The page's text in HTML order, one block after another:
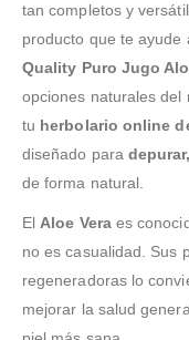
tan completos y
producto que te ayude
Quality Puro Jugo
opciones naturales del
tu herbolario online
diseñado para
de forma natural.
ElAloe Veraes
no es casualidad. Sus
regeneradoras lo
mejorar la salud